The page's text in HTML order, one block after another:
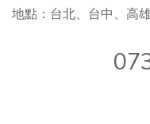
地點：台北、台中、高